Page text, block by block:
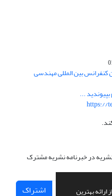
بهترین
بین المللی مهندسی
...
https://
نشریه در خبرنامه نشریه مشترک
اشتراک